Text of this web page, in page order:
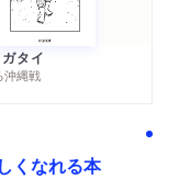
タイ
沖縄戦
くなれる本